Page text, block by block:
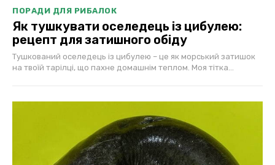
ПОРАДИ ДЛЯ РИБАЛОК
Як тушкувати оселедець із цибулею:
рецепт для затишного обіду
Тушкований оселедець із цибулею – це як морський затишок
на твоїй тарілці, що пахне домашнім теплом. Моя тітка...